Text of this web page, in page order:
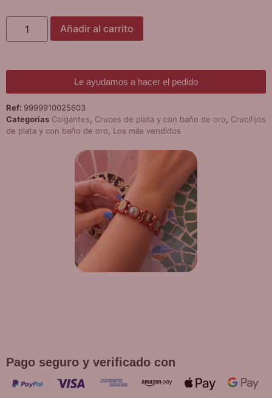
Añadir al carrito
Le ayudamos a hacer el pedido
Ref: 9999910025603
Categorías Colgantes Cruces de plata y con baño de oro
Crucifijos
de plata y con baño de oro
Los más vendidos
Pago seguro y verificado con